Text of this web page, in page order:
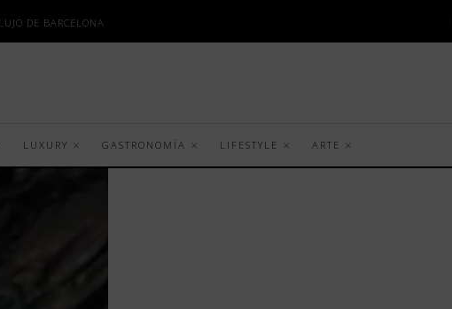
DE BARCELONA
LUXURY GASTRONOMÍA LIFESTYLE ARTE